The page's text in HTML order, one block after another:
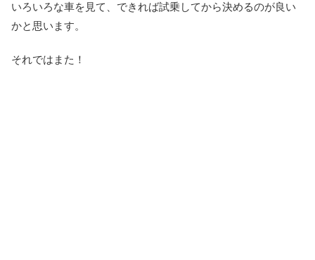
いろいろな車を見て、できれば試乗してから決めるのが良い
かと思います。
それではまた！